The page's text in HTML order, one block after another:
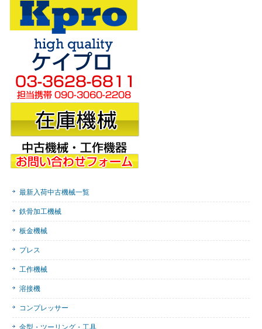
最新入荷中古機械一覧
鉄骨加工機械
板金機械
プレス
工作機械
溶接機
コンプレッサー
金型・ツーリング・工具